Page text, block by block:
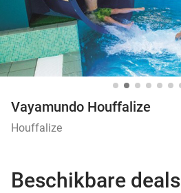
Vayamundo Houffalize
Houffalize
Beschikbare deals